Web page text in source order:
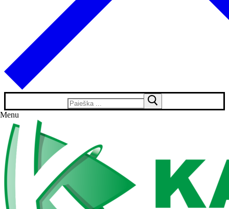
Search
for:
Menu